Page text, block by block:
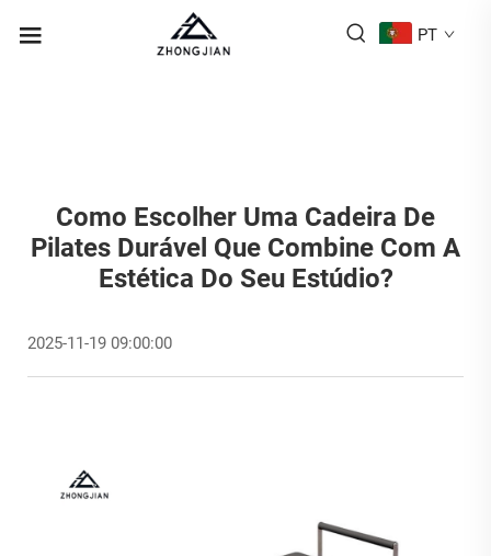
PT
Como Escolher Uma Cadeira De
Pilates Durável Que Combine Com A
Estética Do Seu Estúdio?
2025-11-19 09:00:00